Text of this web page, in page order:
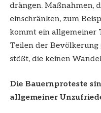
drängen. Maßnahmen,
einschränken, zum
kommt ein allgemeiner
Teilen der
stößt, die keinen
Die Bauernproteste
allgemeiner